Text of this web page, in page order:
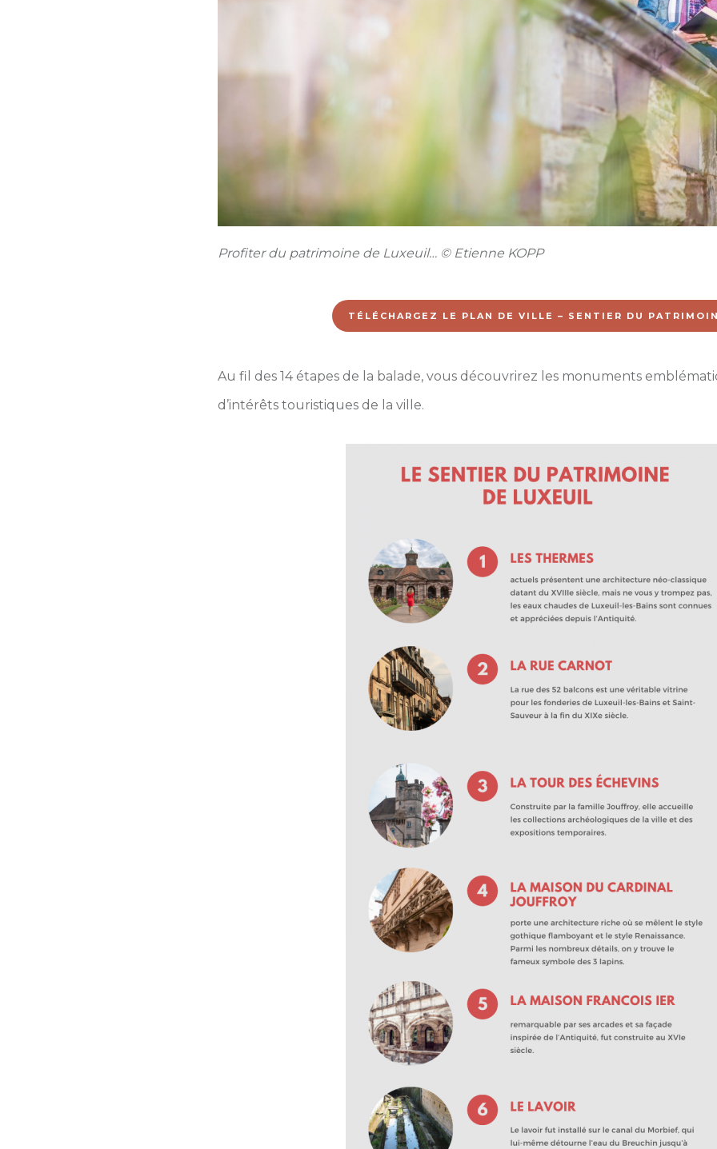
Profiter du patrimoine de Luxeuil… © Etienne KOPP
TÉLÉCHARGEZ LE PLAN DE VILLE – SENTIER DU
Au fil des 14 étapes de la balade, vous découvrirez les monuments
d’intérêts touristiques de la ville.